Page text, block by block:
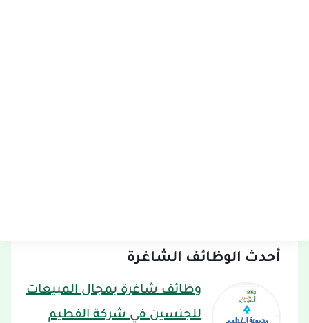
أحدث الوظائف الشاغرة
وظائف شاغرة بمجال المبيعات
للجنسين في شركة الفطيم